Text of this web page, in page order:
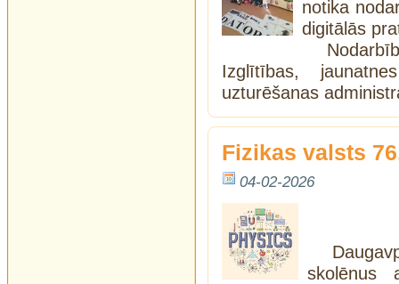
notika
digitālās
Izglītības,
uzturēšanas
Fizikas valsts
04-02-2026
skolēnus